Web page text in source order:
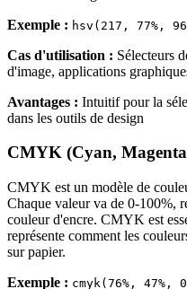
Exemple : hsv(217, 77%,
Cas d'utilisation : Sélecteurs
d'image, applications
Avantages : Intuitif pour la
dans les outils de design
CMYK (Cyan,
CMYK est un modèle de
Chaque valeur va de 0-100%,
couleur d'encre. CMYK est
représente comment les
sur papier.
Exemple : cmyk(76%, 47%,